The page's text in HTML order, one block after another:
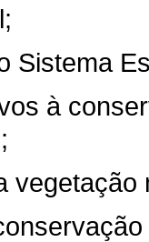
Sistema
à
vegetação